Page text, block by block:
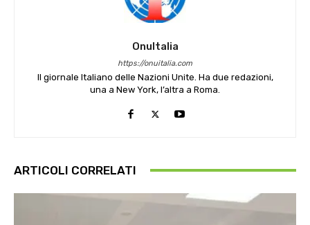
OnuItalia
https://onuitalia.com
Il giornale Italiano delle Nazioni Unite. Ha due redazioni,
una a New York, l’altra a Roma.
ARTICOLI CORRELATI